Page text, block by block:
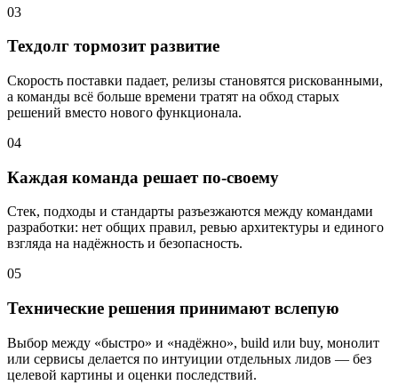
03
Техдолг тормозит развитие
Скорость поставки падает, релизы становятся рискованными,
а команды всё больше времени тратят на обход старых
решений вместо нового функционала.
04
Каждая команда решает по-своему
Стек, подходы и стандарты разъезжаются между командами
разработки: нет общих правил, ревью архитектуры и единого
взгляда на надёжность и безопасность.
05
Технические решения принимают вслепую
Выбор между «быстро» и «надёжно», build или buy, монолит
или сервисы делается по интуиции отдельных лидов — без
целевой картины и оценки последствий.